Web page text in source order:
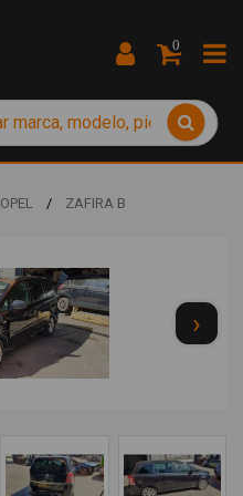
0
OPEL / ZAFIRA B
›